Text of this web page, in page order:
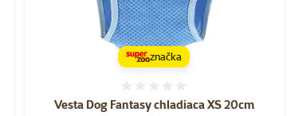
Vesta Dog Fantasy chladiaca XS 20cm
značka